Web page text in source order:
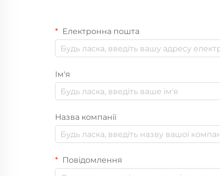
Електронна пошта
Ім'я
Назва компанії
Повідомлення